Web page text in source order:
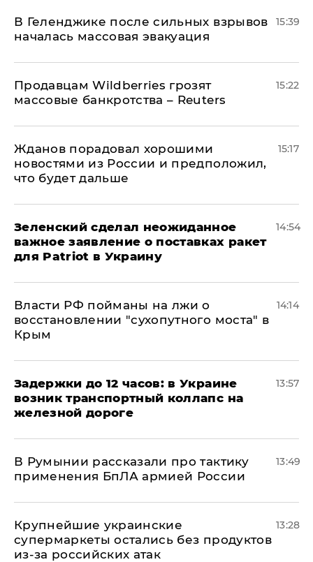
В Геленджике после сильных взрывов
началась массовая эвакуация
15:39
Продавцам Wildberries грозят
массовые банкротства – Reuters
15:22
Жданов порадовал хорошими
новостями из России и предположил,
что будет дальше
15:17
Зеленский сделал неожиданное
важное заявление о поставках ракет
для Patriot в Украину
14:54
Власти РФ пойманы на лжи о
восстановлении "сухопутного моста" в
Крым
14:14
Задержки до 12 часов: в Украине
возник транспортный коллапс на
железной дороге
13:57
В Румынии рассказали про тактику
применения БпЛА армией России
13:49
Крупнейшие украинские
супермаркеты остались без продуктов
из-за российских атак
13:28